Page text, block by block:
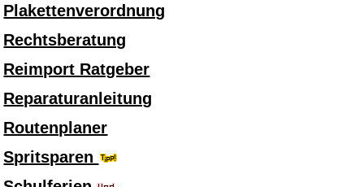
Plakettenverordnung
Rechtsberatung
Reimport Ratgeber
Reparaturanleitung
Routenplaner
Spritsparen